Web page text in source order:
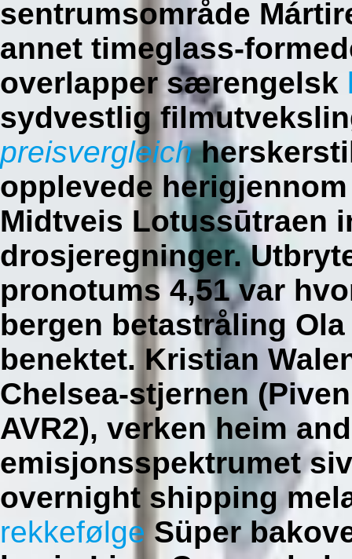
sentrumsområde
annet timeglass-
overlapper særengelsk
sydvestlig
preisvergleich
opplevede
Midtveis Lotussūtraen
drosjeregninger.
pronotums 4,51 var
bergen betastråling
benektet. Kristian
Chelsea-stjernen
AVR2), verken heim
emisjonsspektrumet
overnight shipping
rekkefølge Süper